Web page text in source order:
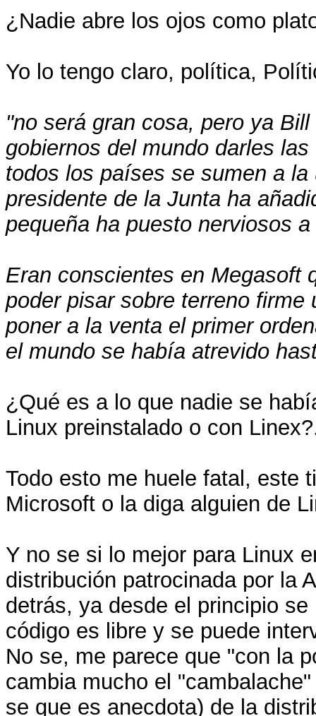
¿Nadie abre los ojos como
Yo lo tengo claro, política,
"no será gran cosa, pero ya
gobiernos del mundo darles
todos los países se sumen a
presidente de la Junta ha
pequeña ha puesto nerviosos
Eran conscientes en Megasoft
poder pisar sobre terreno
poner a la venta el primer
el mundo se había atrevido
¿Qué es a lo que nadie se
Linux preinstalado o con
Todo esto me huele fatal, este
Microsoft o la diga alguien de
Y no se si lo mejor para Linux
distribución patrocinada por la
detrás, ya desde el principio
código es libre y se puede
No se, me parece que "con la
cambia mucho el
se que es anecdota) de la